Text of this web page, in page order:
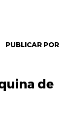
PUBLICAR POR
de